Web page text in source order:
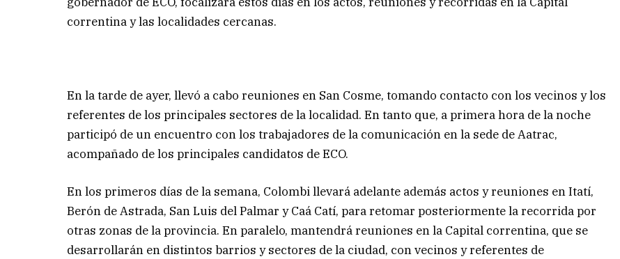
correntina y las localidades cercanas.
En la tarde de ayer, llevó a cabo reuniones en San Cosme, tomando contacto con los vecinos y los
referentes de los principales sectores de la localidad. En tanto que, a primera hora de la noche
participó de un encuentro con los trabajadores de la comunicación en la sede de Aatrac,
acompañado de los principales candidatos de ECO.
En los primeros días de la semana, Colombi llevará adelante además actos y reuniones en Itatí,
Berón de Astrada, San Luis del Palmar y Caá Catí, para retomar posteriormente la recorrida por
otras zonas de la provincia. En paralelo, mantendrá reuniones en la Capital correntina, que se
desarrollarán en distintos barrios y sectores de la ciudad, con vecinos y referentes de